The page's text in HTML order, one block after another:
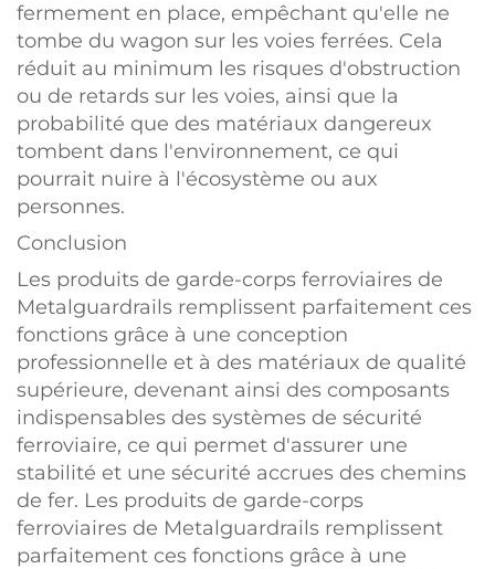
fermement en place, empêchant qu'elle ne
tombe du wagon sur les voies ferrées. Cela
réduit au minimum les risques d'obstruction
ou de retards sur les voies, ainsi que la
probabilité que des matériaux dangereux
tombent dans l'environnement, ce qui
pourrait nuire à l'écosystème ou aux
personnes.
Conclusion
Les produits de garde-corps ferroviaires de
Metalguardrails remplissent parfaitement ces
fonctions grâce à une conception
professionnelle et à des matériaux de qualité
supérieure, devenant ainsi des composants
indispensables des systèmes de sécurité
ferroviaire, ce qui permet d'assurer une
stabilité et une sécurité accrues des chemins
de fer. Les produits de garde-corps
ferroviaires de Metalguardrails remplissent
parfaitement ces fonctions grâce à une